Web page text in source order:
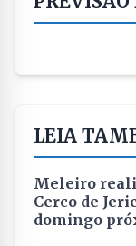
LEIA
Meleiro
Cerco de
domingo